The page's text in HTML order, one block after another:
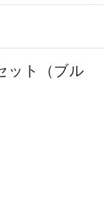
ット（ブル